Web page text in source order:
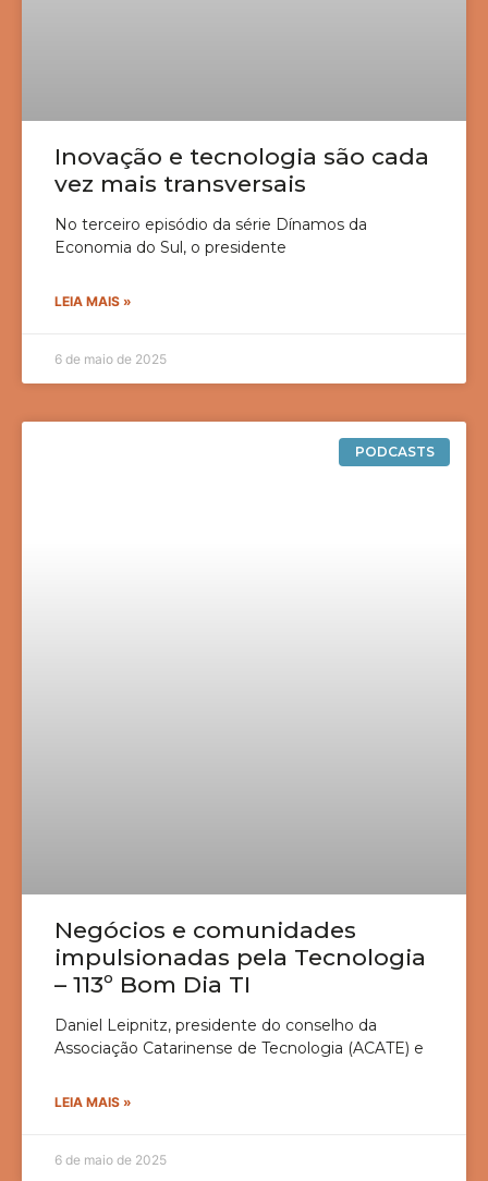
Inovação e tecnologia são cada
vez mais transversais
No terceiro episódio da série Dínamos da
Economia do Sul, o presidente
LEIA MAIS »
6 de maio de 2025
PODCASTS
Negócios e comunidades
impulsionadas pela Tecnologia
– 113º Bom Dia TI
Daniel Leipnitz, presidente do conselho da
Associação Catarinense de Tecnologia (ACATE) e
LEIA MAIS »
6 de maio de 2025